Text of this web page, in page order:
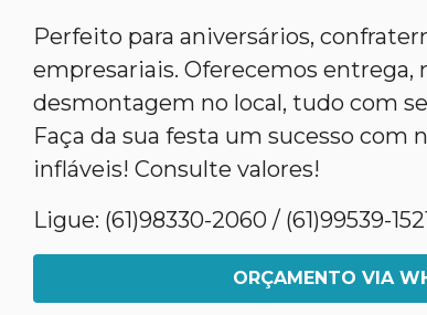
Perfeito para aniversários,
empresariais. Oferecemos entrega,
desmontagem no local, tudo com
Faça da sua festa um sucesso com
infláveis! Consulte valores!
Ligue: (61)98330-2060 / (61)99539-
ORÇAMENTO VIA